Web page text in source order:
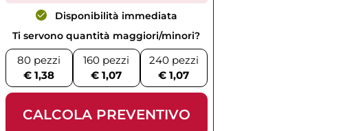
Disponibilità immediata
Ti servono quantità maggiori/minori?
80 pezzi
€ 1,38
160 pezzi
€ 1,07
240 pezzi
€ 1,07
CALCOLA PREVENTIVO